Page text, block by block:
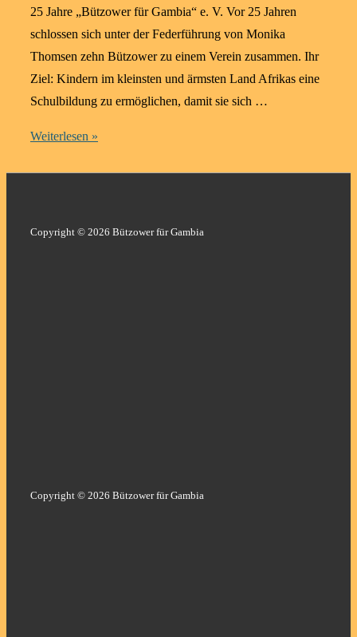
25 Jahre „Bützower für Gambia“ e. V. Vor 25 Jahren
schlossen sich unter der Federführung von Monika
Thomsen zehn Bützower zu einem Verein zusammen. Ihr
Ziel: Kindern im kleinsten und ärmsten Land Afrikas eine
Schulbildung zu ermöglichen, damit sie sich …
25
Weiterlesen »
Copyright © 2026 Bützower für Gambia
Copyright © 2026 Bützower für Gambia